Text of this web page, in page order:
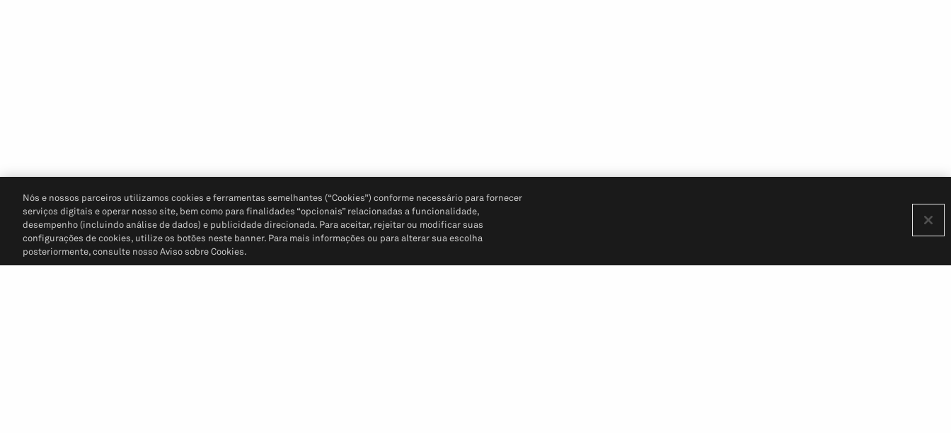
Nós e nossos parceiros utilizamos cookies e ferramentas semelhantes (“Cookies”) conforme necessário para fornecer
serviços digitais e operar nosso site, bem como para finalidades “opcionais” relacionadas a funcionalidade,
desempenho (incluindo análise de dados) e publicidade direcionada. Para aceitar, rejeitar ou modificar suas
configurações de cookies, utilize os botões neste banner. Para mais informações ou para alterar sua escolha
posteriormente, consulte nosso Aviso sobre Cookies.